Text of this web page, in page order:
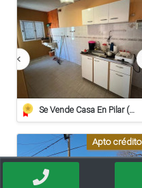
Se Vende Casa En Pilar (apta Crédito Hipotecario)
Apto crédito